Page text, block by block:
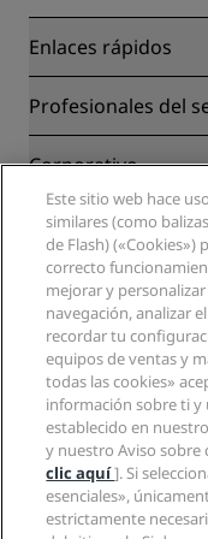
Enlaces rápidos
Radisson Rewards
Blog
Nuevos hoteles y
Aplicación de
Hoteles Sports
Hoteles ideales para
Salud y seguridad
Profesionales del
Colaboradores
Corporativo
Radisson Hotel Group
Medios
Empleos en RHG
Empleos en PPHE
Empleos en EHL
The Club by RHG
Oportunidades de
Responsabilidad
Compras
Información legal
Centro de privacidad
Aviso legal
Términos y
Acuerdo de uso del
Accesibilidad digital
Declaración sobre la
Ayuda
Avisos al consumidor
Contacto
Preguntas frecuentes
Mapa del sitio
Redes sociales
Marcas de Radisson
Este sitio web hace
similares (como
de Flash) («Cookies»)
correcto
mejorar y
navegación, analizar
recordar tu
equipos de ventas y
todas las cookies»
información sobre ti y
establecido en
y nuestro Aviso sobre
clic aquí]. Si
esenciales»,
estrictamente